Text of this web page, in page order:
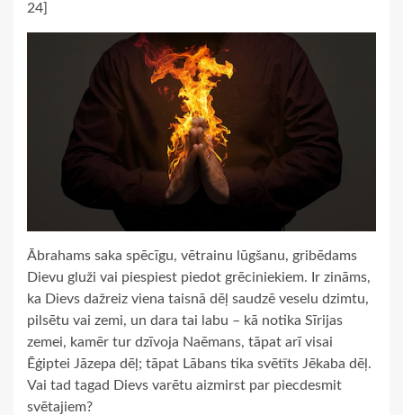
24]
Ābrahams saka spēcīgu, vētrainu lūgšanu, gribēdams
Dievu gluži vai piespiest piedot grēciniekiem. Ir zināms,
ka Dievs dažreiz viena taisnā dēļ saudzē veselu dzimtu,
pilsētu vai zemi, un dara tai labu – kā notika Sīrijas
zemei, kamēr tur dzīvoja Naēmans, tāpat arī visai
Ēģiptei Jāzepa dēļ; tāpat Lābans tika svētīts Jēkaba dēļ.
Vai tad tagad Dievs varētu aizmirst par piecdesmit
svētajiem?